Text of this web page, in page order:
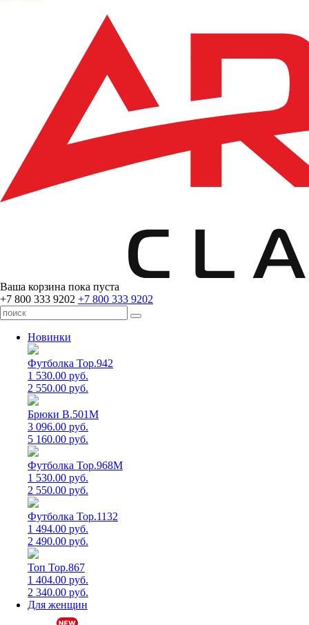
Ваша корзина пока пуста
+7 800 333 9202 +7 800 333 9202
Новинки
Футболка Top.942
1 530.00 руб.
2 550.00 руб.
Брюки B.501M
3 096.00 руб.
5 160.00 руб.
Футболка Top.968M
1 530.00 руб.
2 550.00 руб.
Футболка Top.1132
1 494.00 руб.
2 490.00 руб.
Топ Top.867
1 404.00 руб.
2 340.00 руб.
Для женщин